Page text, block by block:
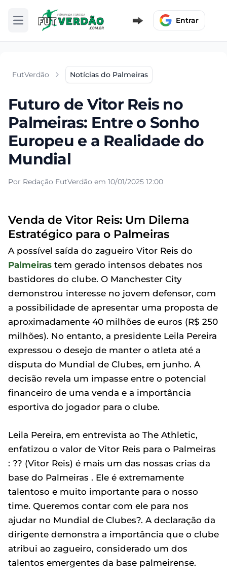
Abrir menu Entrar
FutVerdão Notícias do Palmeiras
Futuro de Vitor Reis no
Palmeiras: Entre o Sonho
Europeu e a Realidade do
Mundial
Por Redação FutVerdão em 10/01/2025 12:00
Venda de Vitor Reis: Um Dilema
Estratégico para o Palmeiras
A possível saída do zagueiro Vitor Reis do
Palmeiras tem gerado intensos debates nos
bastidores do clube. O Manchester City
demonstrou interesse no jovem defensor, com
a possibilidade de apresentar uma proposta de
aproximadamente 40 milhões de euros (R$ 250
milhões). No entanto, a presidente Leila Pereira
expressou o desejo de manter o atleta até a
disputa do Mundial de Clubes, em junho. A
decisão revela um impasse entre o potencial
financeiro de uma venda e a importância
esportiva do jogador para o clube.
Leila Pereira, em entrevista ao The Athletic,
enfatizou o valor de Vitor Reis para o Palmeiras
: ?? (Vitor Reis) é mais um das nossas crias da
base do Palmeiras . Ele é extremamente
talentoso e muito importante para o nosso
time. Queremos contar com ele para nos
ajudar no Mundial de Clubes?. A declaração da
dirigente demonstra a importância que o clube
atribui ao zagueiro, considerado um dos
talentos emergentes da base palmeirense.